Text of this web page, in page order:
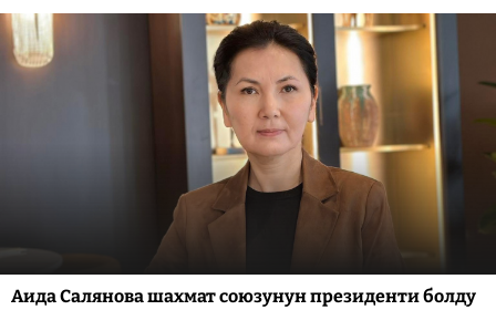
Аида Салянова шахмат союзунун президенти болду